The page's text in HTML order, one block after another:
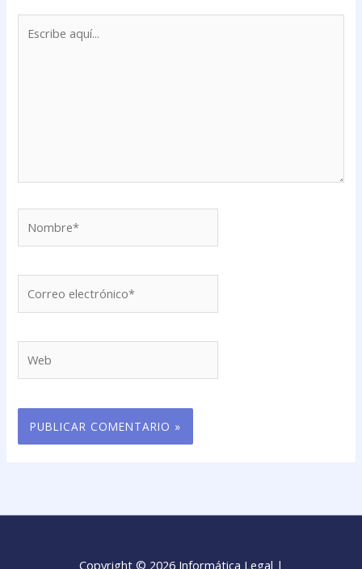
aquí...
electrónico*
Copyright © 2026 Informática Legal |